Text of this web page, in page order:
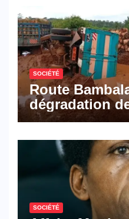
SOCIÉTÉ
Route
dégradation
les activités
SOCIÉTÉ